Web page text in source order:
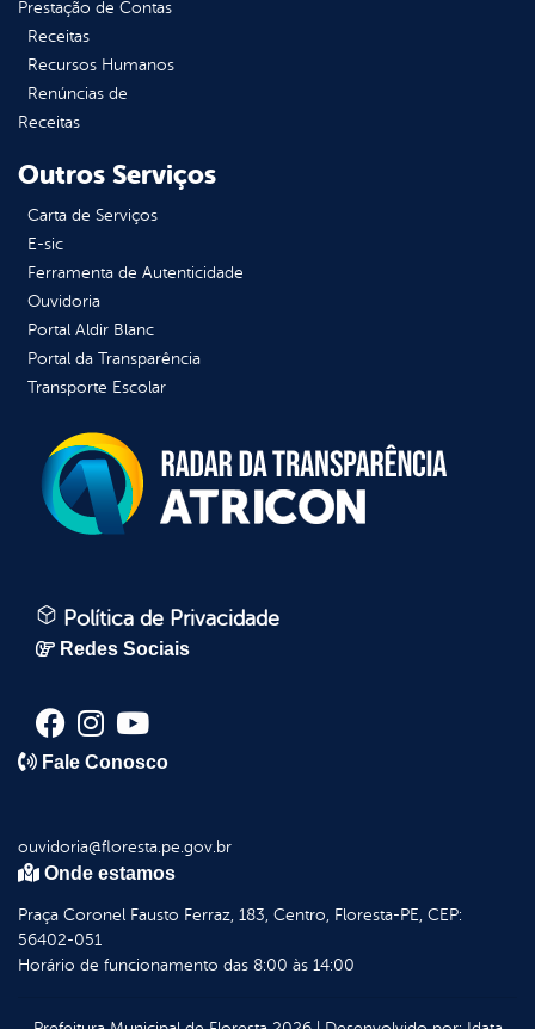
Prestação de Contas
Receitas
Recursos Humanos
Renúncias de
Receitas
Outros Serviços
Carta de Serviços
E-sic
Ferramenta de Autenticidade
Ouvidoria
Portal Aldir Blanc
Portal da Transparência
Transporte Escolar
Política de Privacidade
Redes Sociais
Fale Conosco
ouvidoria@floresta.pe.gov.br
Onde estamos
Praça Coronel Fausto Ferraz, 183, Centro, Floresta-PE, CEP:
56402-051
Horário de funcionamento das 8:00 às 14:00